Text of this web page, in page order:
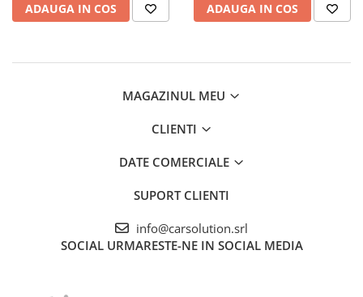
ADAUGA IN COS ADAUGA IN COS
MAGAZINUL MEU
CLIENTI
DATE COMERCIALE
SUPORT CLIENTI
info@carsolution.srl
SOCIAL URMARESTE-NE IN SOCIAL MEDIA